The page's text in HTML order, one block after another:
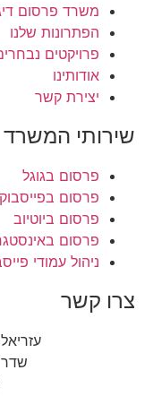
משרד פרסום
הפתרונות שלנו
פרויקטים
אודותינו
יצירת קשר
שירותי המשרד
פרסום בגוגל
פרסום בפייסבוק
פרסום ביוטיוב
פרסום
ניהול עמודי
צרו קשר
שדרות